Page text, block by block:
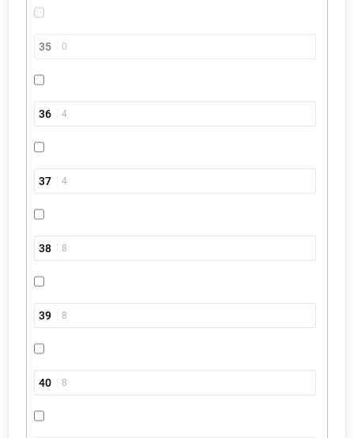
35 0
36 4
37 4
38 8
39 8
40 8